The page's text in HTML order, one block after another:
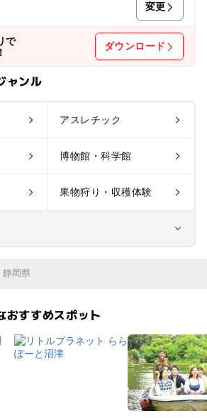
変更
で
ダウンロード
ャンル
アスレチック
博物館・科学館
果物狩り・収穫体験
植物園・フラワーパー
ク
静岡県
おすすめスポット